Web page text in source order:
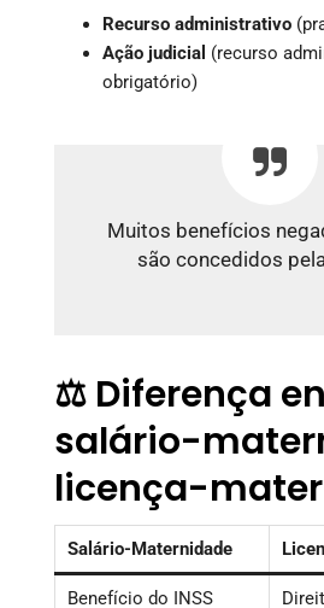
Recurso administrativo
Ação judicial (recurso
obrigatório)
Muitos benefícios
são concedidos
⚖️ Diferença
salário-
licença-
Salário-Maternidade
Benefício do INSS